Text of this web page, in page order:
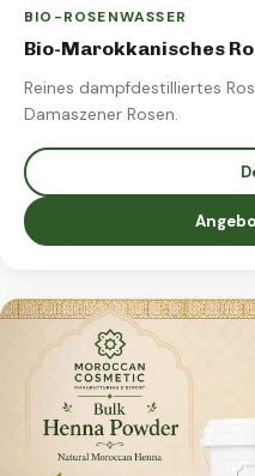
BIO-ROSENWASSER
Bio-Marokkanisches
Reines dampfdestilliertes
Damaszener Rosen.